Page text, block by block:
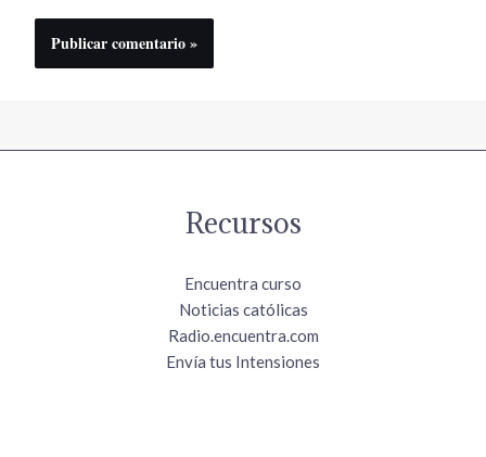
Recursos
Encuentra curso
Noticias católicas
Radio.encuentra.com
Envía tus Intensiones